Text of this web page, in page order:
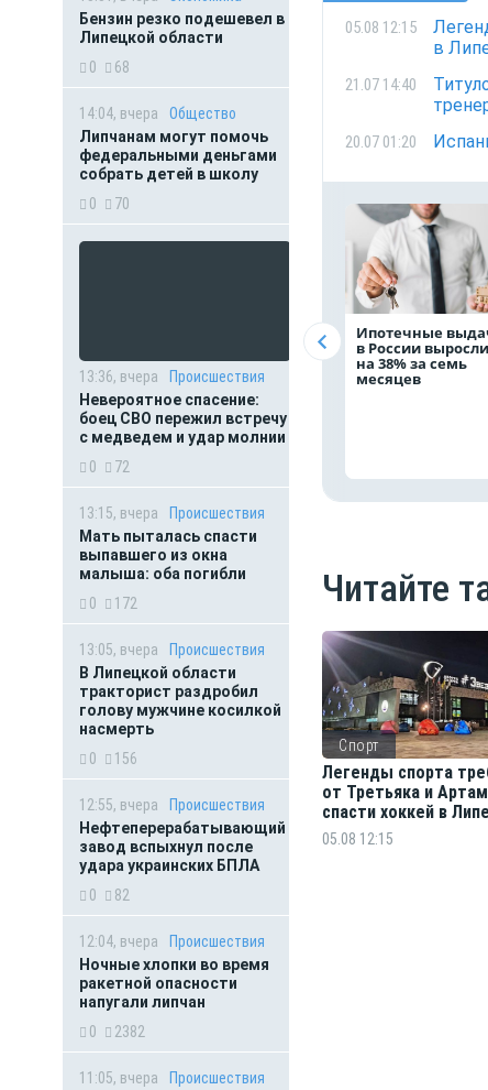
Бензин резко подешевел в
Липецкой области
0
68
14:04, вчера
Общество
Липчанам могут помочь
федеральными деньгами
собрать детей в школу
0
70
13:36, вчера
Происшествия
Невероятное спасение:
боец СВО пережил встречу
с медведем и удар молнии
0
72
13:15, вчера
Происшествия
Мать пыталась спасти
выпавшего из окна
малыша: оба погибли
0
172
13:05, вчера
Происшествия
В Липецкой области
тракторист раздробил
голову мужчине косилкой
насмерть
0
156
12:55, вчера
Происшествия
Нефтеперерабатывающий
завод вспыхнул после
удара украинских БПЛА
0
82
12:04, вчера
Происшествия
Ночные хлопки во время
ракетной опасности
напугали липчан
0
2382
11:05, вчера
Происшествия
05.08 12:15
в
21.07 14:40
20.07 01:20
Ипотечные
в России выросли
на 38% за семь
месяцев
Читайте
Спорт
Легенды спорта
от Третьяка и
спасти хоккей в
05.08 12:15